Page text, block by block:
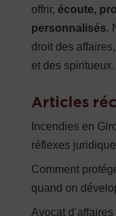
offrir, écoute,
personnalisés.
droit des
et des spiritueux.
Articles
Incendies en
réflexes
Comment
quand on
Avocat